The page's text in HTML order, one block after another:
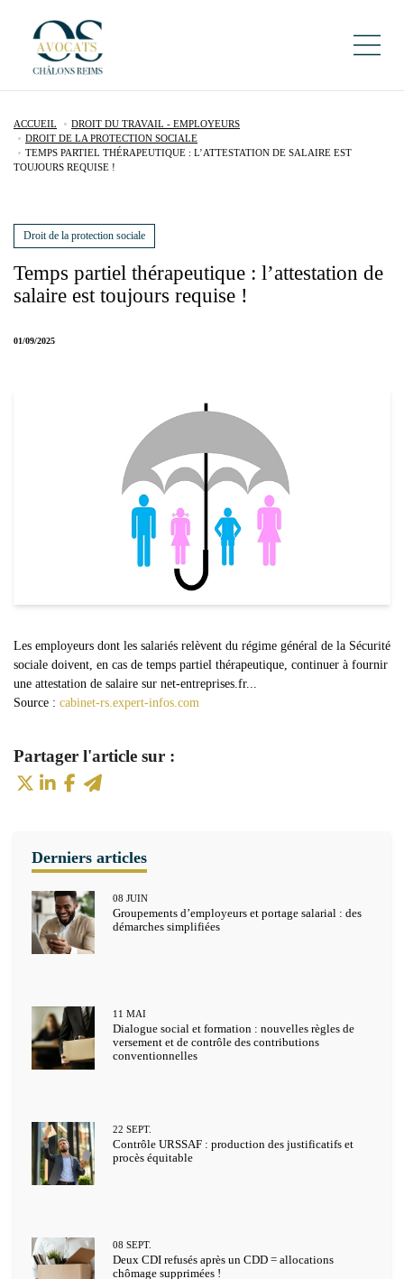
ACCUEIL
DROIT DU TRAVAIL - EMPLOYEURS
DROIT DE LA PROTECTION SOCIALE
TEMPS PARTIEL THÉRAPEUTIQUE : L’ATTESTATION DE SALAIRE EST
TOUJOURS REQUISE !
Temps partiel thérapeutique : l’attestation de
salaire est toujours requise !
01/09/2025
Droit de la protection sociale
Source : cabinet-rs.expert-infos.com
Les employeurs dont les salariés relèvent du régime général de la Sécurité
sociale doivent, en cas de temps partiel thérapeutique, continuer à fournir
une attestation de salaire sur net-entreprises.fr...
Groupements d’employeurs et portage salarial : des
démarches simplifiées
08 JUIN
Dialogue social et formation : nouvelles règles de
versement et de contrôle des contributions
conventionnelles
11 MAI
Contrôle URSSAF : production des justificatifs et
procès équitable
22 SEPT.
Deux CDI refusés après un CDD = allocations
chômage supprimées !
08 SEPT.